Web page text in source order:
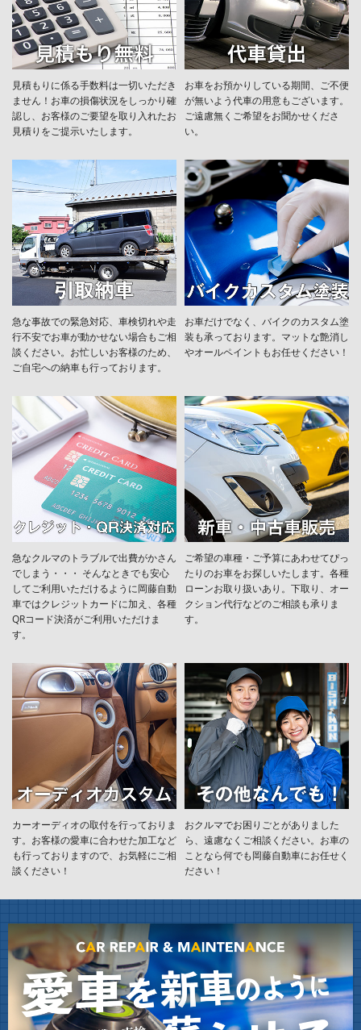
見積もりに係る手数料は一切いただき
ません！お車の損傷状況をしっかり確
認し、お客様のご要望を取り入れたお
見積りをご提示いたします。
お車をお預かりしている期間、ご不便
が無いよう代車の用意もございます。
ご遠慮無くご希望をお聞かせくださ
い。
急な事故での緊急対応、車検切れや走
行不安でお車が動かせない場合もご相
談ください。お忙しいお客様のため、
ご自宅への納車も行っております。
お車だけでなく、バイクのカスタム塗
装も承っております。マットな艶消し
やオールペイントもお任せください！
急なクルマのトラブルで出費がかさん
でしまう・・・ そんなときでも安心
してご利用いただけるように岡藤自動
車ではクレジットカードに加え、各種
QRコード決済がご利用いただけま
す。
ご希望の車種・ご予算にあわせてぴっ
たりのお車をお探しいたします。各種
ローンお取り扱いあり。下取り、オー
クション代行などのご相談も承りま
す。
カーオーディオの取付を行っておりま
す。お客様の愛車に合わせた加工など
も行っておりますので、お気軽にご相
談ください！
おクルマでお困りごとがありました
ら、遠慮なくご相談ください。お車の
ことなら何でも岡藤自動車にお任せく
ださい！